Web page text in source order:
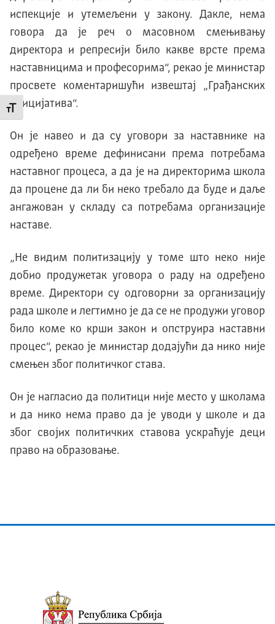
Промени величину слова
испекције и утемељени у закону. Дакле, нема
говора да је реч о масовном смењивању
директора и репресији било какве врсте према
наставницима и професорима“, рекао је министар
просвете коментаришући извештај „Грађанских
иницијатива“.
Он је навео и да су уговори за наставнике на
одређено време дефинисани према потребама
наставног процеса, а да је на директорима школа
да процене да ли би неко требало да буде и даље
ангажован у складу са потребама организације
наставе.
„Не видим политизацију у томе што неко није
добио продужетак уговора о раду на одређено
време. Директори су одговорни за организацију
рада школе и легтимно је да се не продужи уговор
било коме ко крши закон и опструира наставни
процес“, рекао је министар додајући да нико није
смењен због политичког става.
Он је нагласио да политици није место у школама
и да нико нема право да је уводи у школе и да
због својих политичких ставова ускраћује деци
право на образовање.